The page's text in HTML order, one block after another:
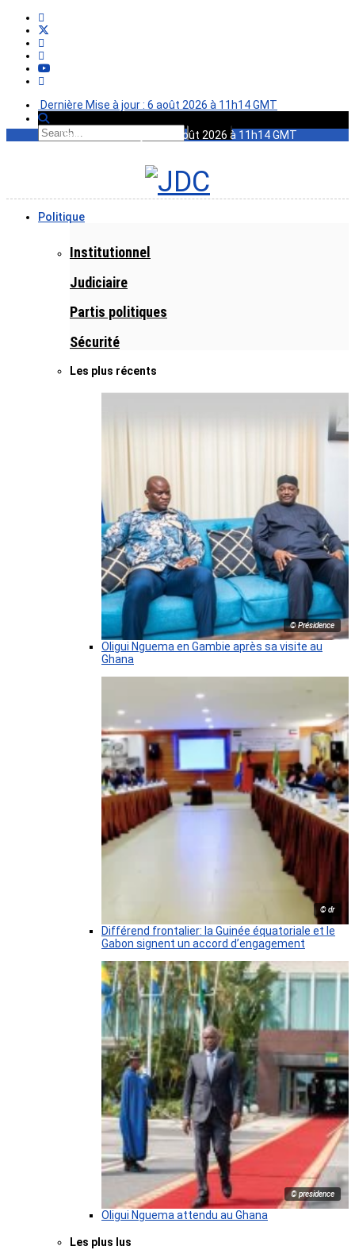
Dernière Mise à jour : 6 août 2026 à 11h14 GMT
Dernière Mise à jour : 6 août 2026 à 11h14 GMT
Politique
Institutionnel
Judiciaire
Partis politiques
Sécurité
Les plus récents
© Présidence
Oligui Nguema en Gambie après sa visite au
Ghana
© dr
Différend frontalier: la Guinée équatoriale et le
Gabon signent un accord d’engagement
© presidence
Oligui Nguema attendu au Ghana
Les plus lus